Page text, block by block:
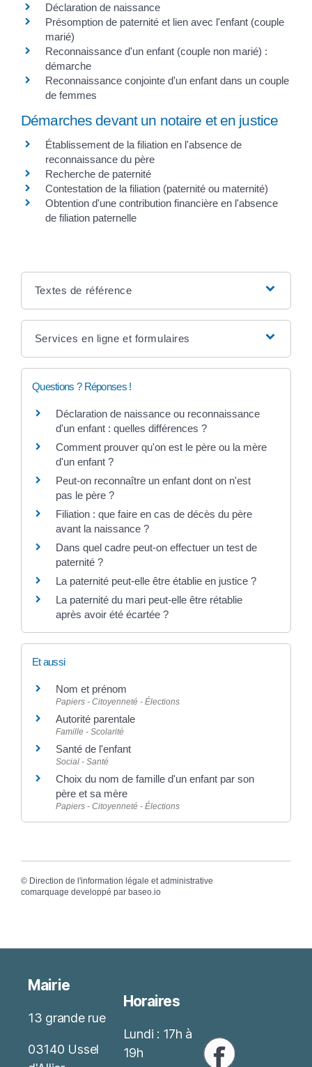
Déclaration de naissance
Présomption de paternité et lien avec l'enfant (couple
marié)
Reconnaissance d'un enfant (couple non marié) :
démarche
Reconnaissance conjointe d'un enfant dans un couple
de femmes
Démarches devant un notaire et en justice
Établissement de la filiation en l'absence de
reconnaissance du père
Recherche de paternité
Contestation de la filiation (paternité ou maternité)
Obtention d'une contribution financière en l'absence
de filiation paternelle
Textes de référence
Services en ligne et formulaires
Questions ? Réponses !
Déclaration de naissance ou reconnaissance
d'un enfant : quelles différences ?
Comment prouver qu'on est le père ou la mère
d'un enfant ?
Peut-on reconnaître un enfant dont on n'est
pas le père ?
Filiation : que faire en cas de décès du père
avant la naissance ?
Dans quel cadre peut-on effectuer un test de
paternité ?
La paternité peut-elle être établie en justice ?
La paternité du mari peut-elle être rétablie
après avoir été écartée ?
Et aussi
Nom et prénom
Papiers - Citoyenneté - Élections
Autorité parentale
Famille - Scolarité
Santé de l'enfant
Social - Santé
Choix du nom de famille d'un enfant par son
père et sa mère
Papiers - Citoyenneté - Élections
© Direction de l'information légale et administrative
comarquage developpé par baseo.io
Mairie
13 grande rue
03140 Ussel
Horaires
Lundi : 17h à
19h